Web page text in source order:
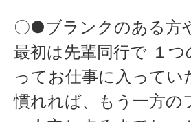
〇●ブランクのある方
最初は先輩同行で １
ってお仕事に入ってい
慣れれば、もう一方